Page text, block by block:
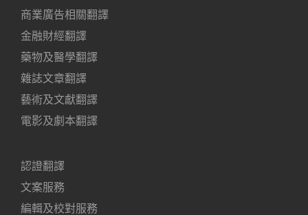
商業廣告相關翻譯
金融財經翻譯
藥物及醫學翻譯
雜誌文章翻譯
藝術及文獻翻譯
電影及劇本翻譯
認證翻譯
文案服務
編輯及校對服務